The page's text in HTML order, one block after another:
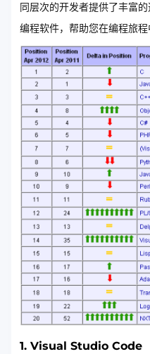
同层次的开发者提供了丰富
编程软件，帮助您在编程旅程
1. Visual Studio Code